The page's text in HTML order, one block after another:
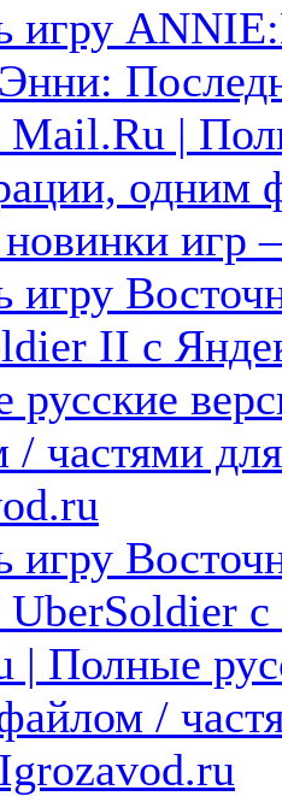
игру
Mail.Ru |
одним
новинки
игру
II с
/ частями
игру
UberSoldier
| Полные
/